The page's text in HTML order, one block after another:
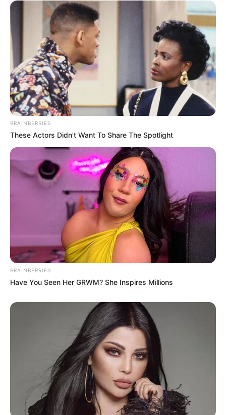
Η ΜΕΓΑΛΗ ΑΠΑΤΗ ΤΗΣ
ΑΝΑΔΑΣΩΣΗΣ. ΠΟΣΑ
ΜΥΣΤΙΚΑ ΤΟΥ ΔΑΣΟΥΣ ΜΑΣ
ΚΡΥΒΟΥΝ ΓΙΑ...
ΧΤΥΠΟΥΝ ΤΑ ΤΥΜΠΑΝΑ ΤΟΥ
ΠΟΛΕΜΟΥ. ΤΟ ΛΥΚΑΥΓΕΣ
ΕΙΝΑΙ ΕΔΩ. ΟΛΑ ΤΑ ΠΟΥΛΙΑ...
Το τέρας που ζει στις
υπόγειες στοές του Αγίου
Όρους..
Ο πόλεμος στην Ουκρανία
περνάει στην πολύ
σημαντική αλλά και
επικίνδυνη δεύτερη...
Όλα τα κείμενα και οι εικόνες είναι πνευματική ιδιοκτησία του
BRAINBERRIES
These Actors Didn't Want To Share The Spotlight
BRAINBERRIES
Have You Seen Her GRWM? She Inspires Millions